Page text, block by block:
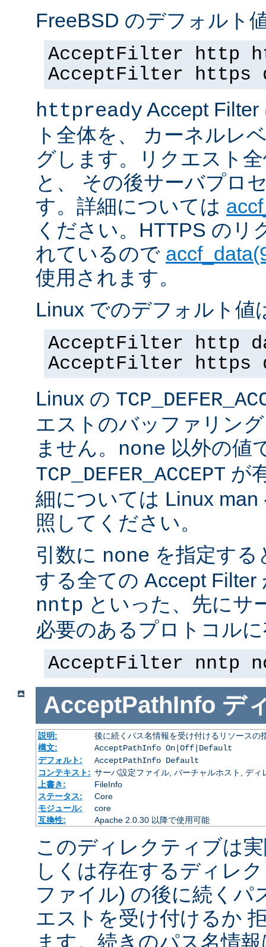
FreeBSD のデフォルト
AcceptFilter http
AcceptFilter https
httpready Accept
ト全体を、 カーネルレ
グします。リクエスト
と、 その後サーバプロ
す。詳細については
ください。HTTPS のリ
れているので
使用されます。
Linux でのデフォルト値
AcceptFilter http
AcceptFilter https
Linux の
エストのバッファリン
ません。 none 以外の値
TCP_DEFER_ACCEPT が
細については Linux
照してください。
引数に none を指定す
する全ての Accept Filter
nntp といった、先にサ
必要のあるプロトコル
AcceptFilter nntp
AcceptPathInfo デ
説明:
後に続くパス名情報を受け付けるリソースの
構文:
AcceptPathInfo On|Off|Default
デフォルト:
AcceptPathInfo Default
コンテキスト: サーバ設定ファイル, バーチャルホスト, ディ
上書き:
FileInfo
ステータス:
Core
モジュール:
core
互換性:
Apache 2.0.30 以降で使用可能
このディレクティブは
しくは存在するディレ
ファイル) の後に続くパ
エストを受け付けるか
ます。続きのパス名情